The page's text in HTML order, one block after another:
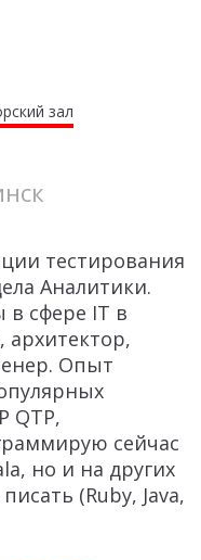
зал
тестирования
Аналитики.
в сфере IT в
архитектор,
Опыт
QTP,
сейчас
но и на других
(Ruby, Java,